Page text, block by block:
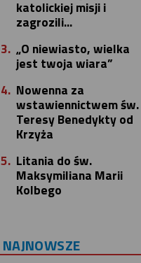
katolickiej misji i
zagrozili...
3. „O niewiasto, wielka
jest twoja wiara”
4. Nowenna za
wstawiennictwem św.
Teresy Benedykty od
Krzyża
5. Litania do św.
Maksymiliana Marii
Kolbego
NAJNOWSZE